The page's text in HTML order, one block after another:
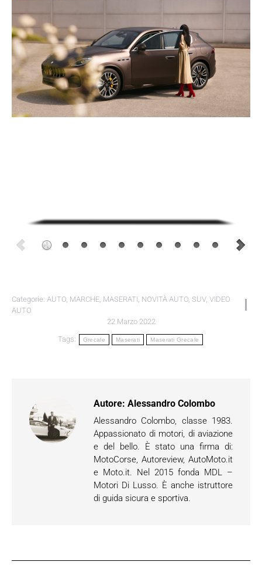
Categorie: AUTO MARCHE MASERATI NOVITÀ AUTO SUV, VIDEO
AUTO
22 Marzo 2022
Tags: Grecale Maserati Maserati Grecale
Autore: Alessandro Colombo
Alessandro Colombo, classe 1983.
Appassionato di motori, di aviazione
e del bello. È stato una firma di:
MotoCorse, Autoreview, AutoMoto.it
e Moto.it. Nel 2015 fonda MDL –
Motori Di Lusso. È anche istruttore
di guida sicura e sportiva.